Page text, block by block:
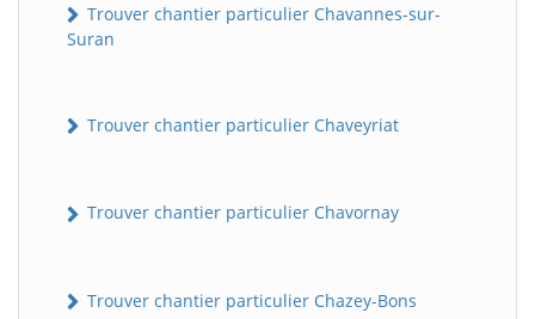
Trouver chantier particulier Chavannes-sur-
Suran
Trouver chantier particulier Chaveyriat
Trouver chantier particulier Chavornay
Trouver chantier particulier Chazey-Bons